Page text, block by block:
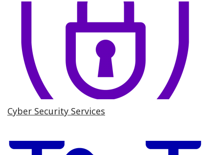
Cyber Security Services